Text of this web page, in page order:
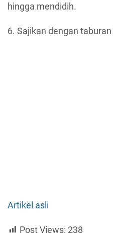
hingga mendidih.
6. Sajikan dengan
Artikel asli
Post Views: 238